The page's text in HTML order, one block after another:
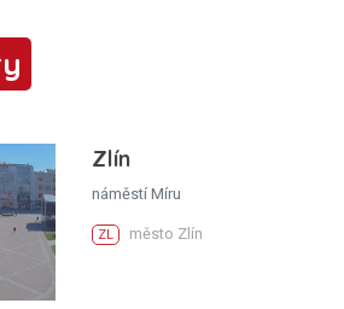
Zlín
náměstí Míru
ZL město Zlín